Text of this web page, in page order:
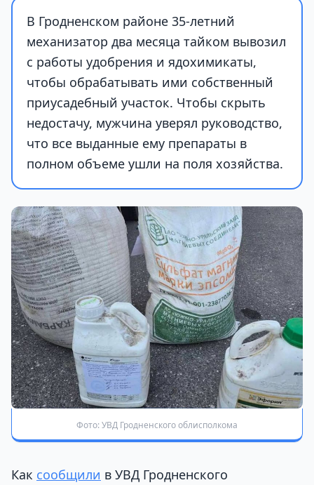
В Гродненском районе 35-летний
механизатор два месяца тайком вывозил
с работы удобрения и ядохимикаты,
чтобы обрабатывать ими собственный
приусадебный участок. Чтобы скрыть
недостачу, мужчина уверял руководство,
что все выданные ему препараты в
полном объеме ушли на поля хозяйства.
Фото: УВД Гродненского облисполкома
Как сообщили в УВД Гродненского